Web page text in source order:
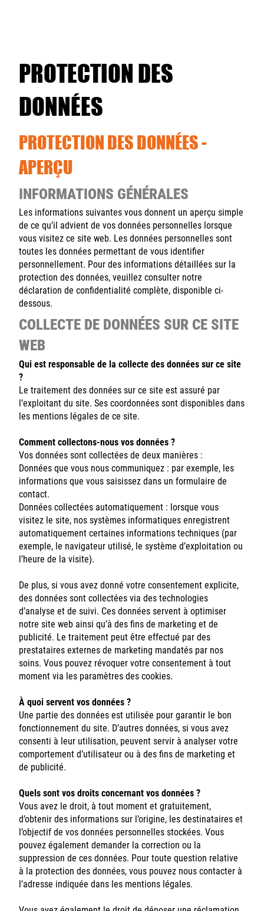
PROTECTION DES
DONNÉES
PROTECTION DES DONNÉES -
APERÇU
INFORMATIONS GÉNÉRALES
Les informations suivantes vous donnent un aperçu simple
de ce qu’il advient de vos données personnelles lorsque
vous visitez ce site web. Les données personnelles sont
toutes les données permettant de vous identifier
personnellement. Pour des informations détaillées sur la
protection des données, veuillez consulter notre
déclaration de confidentialité complète, disponible ci-
dessous.
COLLECTE DE DONNÉES SUR CE SITE
WEB
Qui est responsable de la collecte des données sur ce site
?
Le traitement des données sur ce site est assuré par
l’exploitant du site. Ses coordonnées sont disponibles dans
les mentions légales de ce site.
Comment collectons-nous vos données ?
Vos données sont collectées de deux manières :
Données que vous nous communiquez : par exemple, les
informations que vous saisissez dans un formulaire de
contact.
Données collectées automatiquement : lorsque vous
visitez le site, nos systèmes informatiques enregistrent
automatiquement certaines informations techniques (par
exemple, le navigateur utilisé, le système d’exploitation ou
l’heure de la visite).
De plus, si vous avez donné votre consentement explicite,
des données sont collectées via des technologies
d’analyse et de suivi. Ces données servent à optimiser
notre site web ainsi qu’à des fins de marketing et de
publicité. Le traitement peut être effectué par des
prestataires externes de marketing mandatés par nos
soins. Vous pouvez révoquer votre consentement à tout
moment via les paramètres des cookies.
À quoi servent vos données ?
Une partie des données est utilisée pour garantir le bon
fonctionnement du site. D’autres données, si vous avez
consenti à leur utilisation, peuvent servir à analyser votre
comportement d’utilisateur ou à des fins de marketing et
de publicité.
Quels sont vos droits concernant vos données ?
Vous avez le droit, à tout moment et gratuitement,
d’obtenir des informations sur l’origine, les destinataires et
l’objectif de vos données personnelles stockées. Vous
pouvez également demander la correction ou la
suppression de ces données. Pour toute question relative
à la protection des données, vous pouvez nous contacter à
l’adresse indiquée dans les mentions légales.